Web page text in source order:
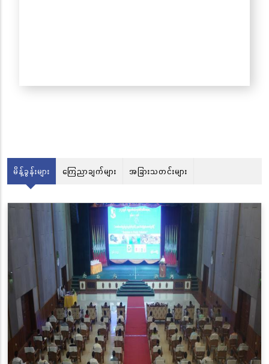
မိန့်ခွန်းများ ကြေညာချက်များ အခြားသတင်းများ